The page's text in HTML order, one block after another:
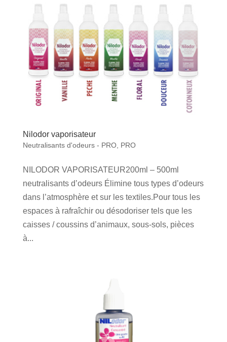
Nilodor vaporisateur
Neutralisants d'odeurs - PRO, PRO
NILODOR VAPORISATEUR200ml – 500ml
neutralisants d’odeurs Élimine tous types d’odeurs
dans l’atmosphère et sur les textiles.Pour tous les
espaces à rafraîchir ou désodoriser tels que les
caisses / coussins d’animaux, sous-sols, pièces
à...